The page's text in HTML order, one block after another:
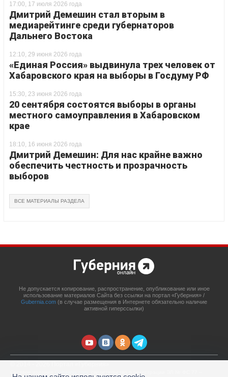
17:00, 17 июля 2026 года
Дмитрий Демешин стал вторым в
медиарейтинге среди губернаторов
Дальнего Востока
12:10, 29 июня 2026 года
«Единая Россия» выдвинула трех человек от
Хабаровского края на выборы в Госдуму РФ
15:30, 23 июня 2026 года
20 сентября состоятся выборы в органы
местного самоуправления в Хабаровском
крае
18:10, 16 июня 2026 года
Дмитрий Демешин: Для нас крайне важно
обеспечить честность и прозрачность
выборов
ВСЕ МАТЕРИАЛЫ РАЗДЕЛА
Не допускается копирование, распространение, опубликование или иное
использование материалов Сайта без ссылки на портал «Губерния» /
Gubernia.com (в случае размещения в Интернете обязательно наличие
активной гиперссылки)